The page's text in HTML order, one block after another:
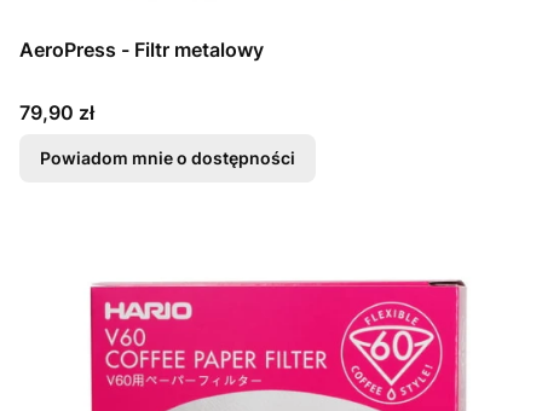
AeroPress - Filtr metalowy
Cena
79,90 zł
Powiadom mnie o dostępności